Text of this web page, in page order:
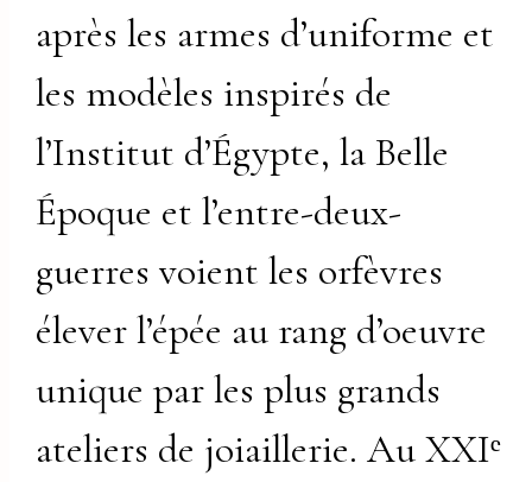
après les armes d’uniforme et
les modèles inspirés de
l’Institut d’Égypte, la Belle
Époque et l’entre-deux-
guerres voient les orfèvres
élever l’épée au rang d’oeuvre
unique par les plus grands
ateliers de joiaillerie. Au XXIᵉ